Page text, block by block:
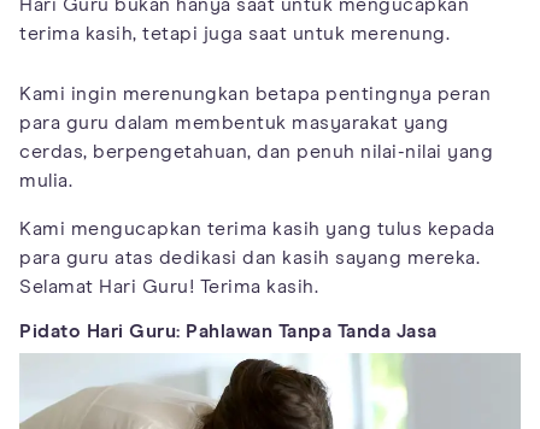
Hari Guru bukan hanya saat untuk mengucapkan
terima kasih, tetapi juga saat untuk merenung.
Kami ingin merenungkan betapa pentingnya peran
para guru dalam membentuk masyarakat yang
cerdas, berpengetahuan, dan penuh nilai-nilai yang
mulia.
Kami mengucapkan terima kasih yang tulus kepada
para guru atas dedikasi dan kasih sayang mereka.
Selamat Hari Guru! Terima kasih.
Pidato Hari Guru: Pahlawan Tanpa Tanda Jasa